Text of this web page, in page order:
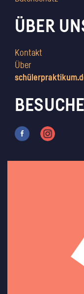
ÜBER
Kontakt
Über